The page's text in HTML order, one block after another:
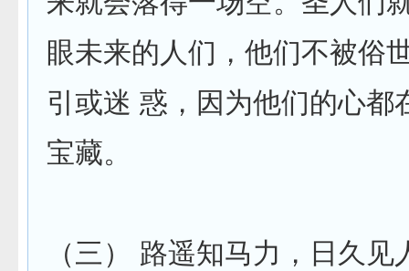
眼未来的人们，他们不被俗
引或迷 惑，因为他们的心都
宝藏。
（三） 路遥知马力，日久见